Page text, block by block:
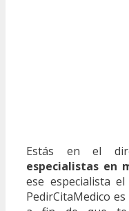
Estás en el
especialistas en
ese especialista
PedirCitaMedico